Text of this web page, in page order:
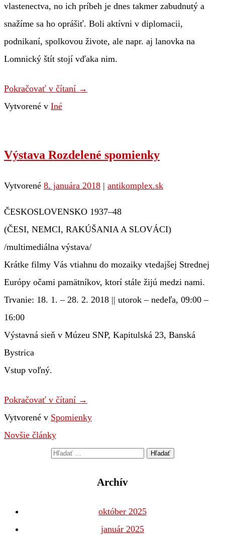
vlastenectva, no ich príbeh je dnes takmer zabudnutý a
snažíme sa ho oprášiť. Boli aktívni v diplomacii,
podnikaní, spolkovou živote, ale napr. aj lanovka na
Lomnický štít stojí vďaka nim.
Pokračovať v čítaní →
Vytvorené v Iné
Výstava Rozdelené spomienky
Vytvorené 8. januára 2018 | antikomplex.sk
ČESKOSLOVENSKO 1937–48
(ČESI, NEMCI, RAKÚŠANIA A SLOVÁCI)
/multimediálna výstava/
Krátke filmy Vás vtiahnu do mozaiky vtedajšej Strednej
Európy očami pamätníkov, ktorí stále žijú medzi nami.
Trvanie: 18. 1. – 28. 2. 2018 || utorok – nedeľa, 09:00 –
16:00
Výstavná sieň v Múzeu SNP, Kapitulská 23, Banská
Bystrica
Vstup voľný.
Pokračovať v čítaní →
Vytvorené v Spomienky
Navigácia
Novšie články
Archív
október 2025
január 2025